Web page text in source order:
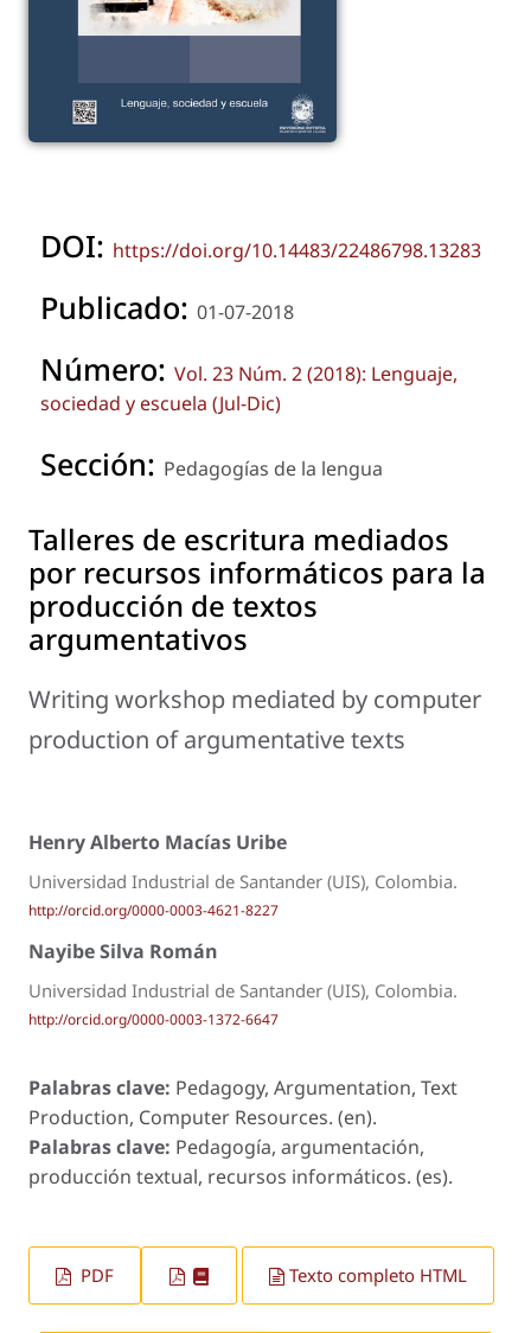
DOI: https://doi.org/10.14483/22486798.13283
Publicado: 01-07-2018
Número: Vol. 23 Núm. 2 (2018): Lenguaje,
sociedad y escuela (Jul-Dic)
Sección: Pedagogías de la lengua
Talleres de escritura mediados
por recursos informáticos para la
producción de textos
argumentativos
Writing workshop mediated by computer
production of argumentative texts
Henry Alberto Macías Uribe
Universidad Industrial de Santander (UIS), Colombia.
http://orcid.org/0000-0003-4621-8227
Nayibe Silva Román
Universidad Industrial de Santander (UIS), Colombia.
http://orcid.org/0000-0003-1372-6647
Palabras clave: Pedagogy, Argumentation, Text
Production, Computer Resources. (en).
Palabras clave: Pedagogía, argumentación,
producción textual, recursos informáticos. (es).
PDF Texto completo HTML